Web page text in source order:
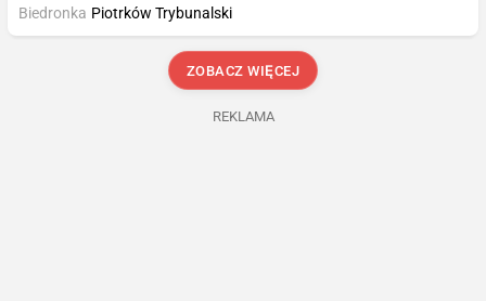
Biedronka Piotrków Trybunalski
ZOBACZ WIĘCEJ
REKLAMA